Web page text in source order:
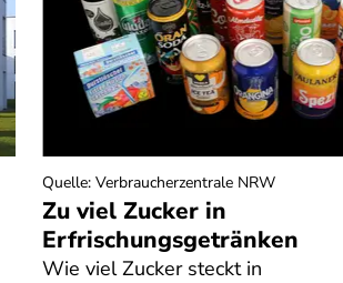
Zu viel Zucker in
Erfrischungsgetränken
Wie viel Zucker steckt in
Quelle: Verbraucherzentrale NRW